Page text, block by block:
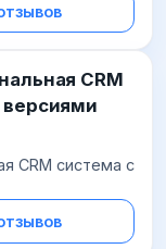
CRM
CRM система с